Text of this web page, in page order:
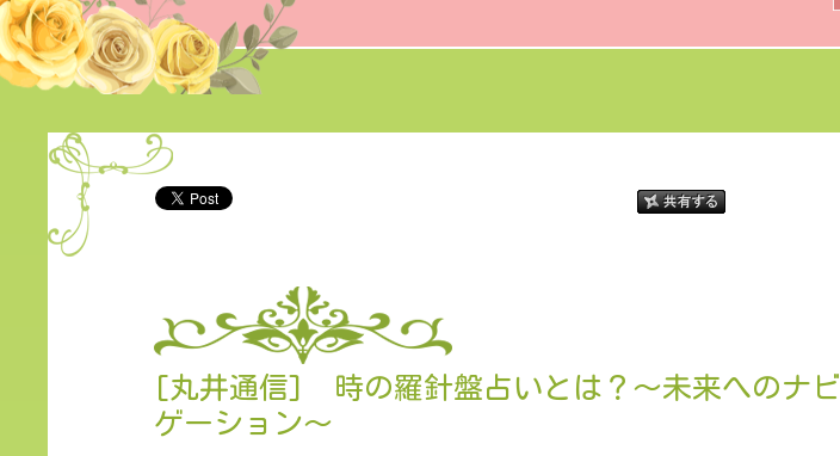
[丸井通信] 時の羅針盤占いとは？〜未来へのナビ
ゲーション〜